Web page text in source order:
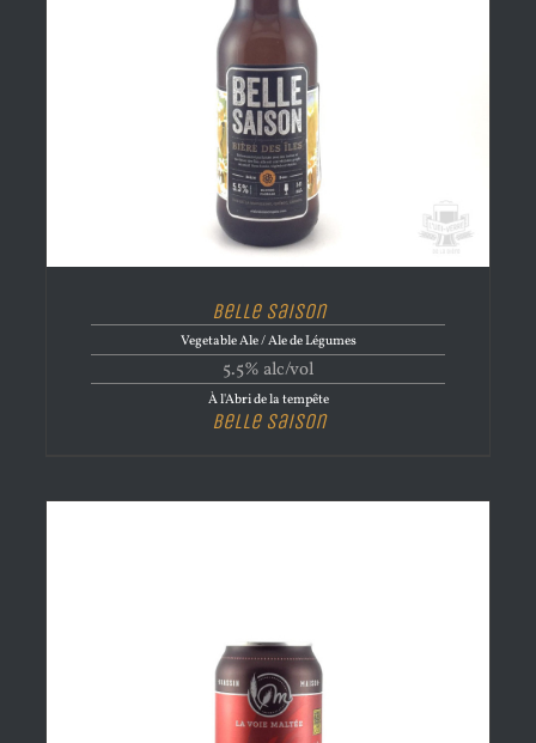
Belle Saison
Vegetable Ale / Ale de Légumes
5.5% alc/vol
À l'Abri de la tempête
Belle Saison